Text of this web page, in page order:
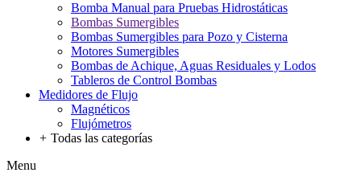
Bomba Manual para Pruebas Hidrostáticas
Bombas Sumergibles
Bombas Sumergibles para Pozo y Cisterna
Motores Sumergibles
Bombas de Achique, Aguas Residuales y Lodos
Tableros de Control Bombas
Medidores de Flujo
Magnéticos
Flujómetros
+ Todas las categorías
Menu